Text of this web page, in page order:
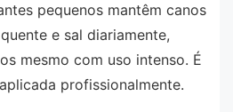
pequenos mantêm canos
e sal diariamente,
mesmo com uso intenso. É
profissionalmente.